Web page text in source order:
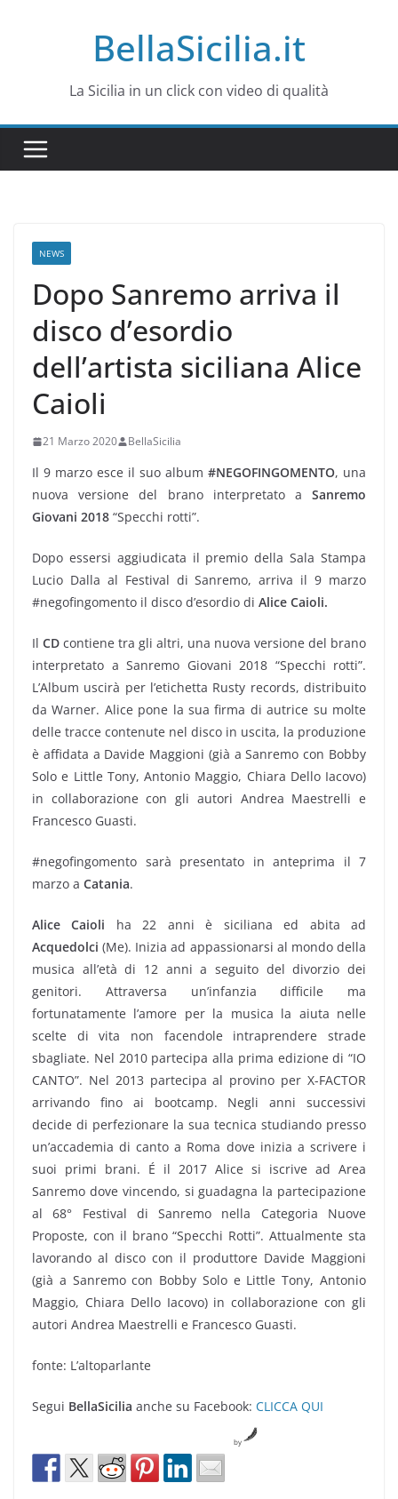
BellaSicilia.it
La Sicilia in un click con video di qualità
NEWS
Dopo Sanremo arriva il
disco d’esordio
dell’artista siciliana Alice
Caioli
21 Marzo 2020 BellaSicilia
Il 9 marzo esce il suo album #NEGOFINGOMENTO, una
nuova versione del brano interpretato a Sanremo
Giovani 2018 “Specchi rotti”.
Dopo essersi aggiudicata il premio della Sala Stampa
Lucio Dalla al Festival di Sanremo, arriva il 9 marzo
#negofingomento il disco d’esordio di Alice Caioli.
Il CD contiene tra gli altri, una nuova versione del brano
interpretato a Sanremo Giovani 2018 “Specchi rotti”.
L’Album uscirà per l’etichetta Rusty records, distribuito
da Warner. Alice pone la sua firma di autrice su molte
delle tracce contenute nel disco in uscita, la produzione
è affidata a Davide Maggioni (già a Sanremo con Bobby
Solo e Little Tony, Antonio Maggio, Chiara Dello Iacovo)
in collaborazione con gli autori Andrea Maestrelli e
Francesco Guasti.
#negofingomento sarà presentato in anteprima il 7
marzo a Catania.
Alice Caioli ha 22 anni è siciliana ed abita ad
Acquedolci (Me). Inizia ad appassionarsi al mondo della
musica all’età di 12 anni a seguito del divorzio dei
genitori. Attraversa un’infanzia difficile ma
fortunatamente l’amore per la musica la aiuta nelle
scelte di vita non facendole intraprendere strade
sbagliate. Nel 2010 partecipa alla prima edizione di “IO
CANTO”. Nel 2013 partecipa al provino per X-FACTOR
arrivando fino ai bootcamp. Negli anni successivi
decide di perfezionare la sua tecnica studiando presso
un’accademia di canto a Roma dove inizia a scrivere i
suoi primi brani. É il 2017 Alice si iscrive ad Area
Sanremo dove vincendo, si guadagna la partecipazione
al 68° Festival di Sanremo nella Categoria Nuove
Proposte, con il brano “Specchi Rotti”. Attualmente sta
lavorando al disco con il produttore Davide Maggioni
(già a Sanremo con Bobby Solo e Little Tony, Antonio
Maggio, Chiara Dello Iacovo) in collaborazione con gli
autori Andrea Maestrelli e Francesco Guasti.
fonte: L’altoparlante
Segui BellaSicilia anche su Facebook: CLICCA QUI
by